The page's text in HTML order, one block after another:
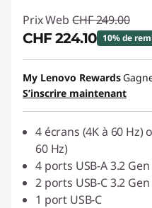
Prix Web CHF 249.00
CHF 224.10 10% de
Bons de réduction en
Code de réduction :
My Lenovo Rewards
S’inscrire maintenant
4 écrans (4K à 60 Hz)
60 Hz)
4 ports USB-A 3.2 Gen
2 ports USB-C 3.2 Gen
1 port USB-C